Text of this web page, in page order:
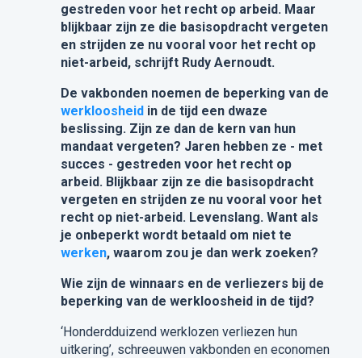
gestreden voor het recht op arbeid. Maar
blijkbaar zijn ze die basisopdracht vergeten
en strijden ze nu vooral voor het recht op
niet-arbeid, schrijft Rudy Aernoudt.
De vakbonden noemen de beperking van de
werkloosheidin de tijd een dwaze
beslissing. Zijn ze dan de kern van hun
mandaat vergeten? Jaren hebben ze - met
succes - gestreden voor het recht op
arbeid. Blijkbaar zijn ze die basisopdracht
vergeten en strijden ze nu vooral voor het
recht op niet-arbeid. Levenslang. Want als
je onbeperkt wordt betaald om niet te
werken, waarom zou je dan werk zoeken?
Wie zijn de winnaars en de verliezers bij de
beperking van de werkloosheid in de tijd?
‘Honderdduizend werklozen verliezen hun
uitkering’, schreeuwen vakbonden en economen